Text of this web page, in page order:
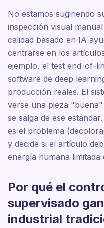
No estamos sugiriendo
inspección visual
calidad basado en IA
centrarse en los
ejemplo, el test end-of-
software de deep
producción reales. El
verse una pieza
se salga de ese
es el problema
y decide si el artículo
energía humana
Por qué el
supervisado
industrial